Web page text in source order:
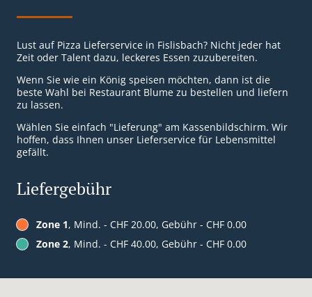
Lust auf Pizza Lieferservice in Fislisbach? Nicht jeder hat
Zeit oder Talent dazu, leckeres Essen zuzubereiten.
Wenn Sie wie ein König speisen möchten, dann ist die
beste Wahl bei Restaurant Blume zu bestellen und liefern
zu lassen.
Wählen Sie einfach "Lieferung" am Kassenbildschirm. Wir
hoffen, dass Ihnen unser Lieferservice für Lebensmittel
gefällt.
Liefergebühr
Zone 1, Mind. - CHF 20.00, Gebühr - CHF 0.00
Zone 2, Mind. - CHF 40.00, Gebühr - CHF 0.00